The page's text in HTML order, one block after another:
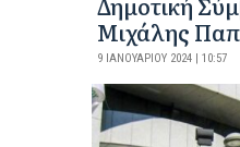
Μιχάλης
9 ΙΑΝΟΥΑΡΊΟΥ 2024 | 10:57